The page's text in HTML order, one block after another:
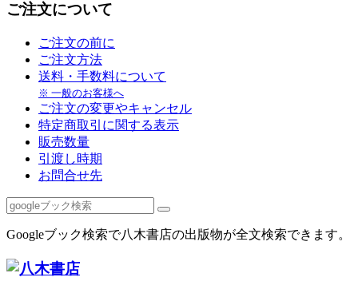
ご注文について
ご注文の前に
ご注文方法
送料・手数料について
※ 一般のお客様へ
ご注文の変更やキャンセル
特定商取引に関する表示
販売数量
引渡し時期
お問合せ先
Googleブック検索で八木書店の出版物が全文検索できます。